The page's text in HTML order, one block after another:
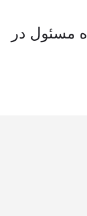
مسئول در